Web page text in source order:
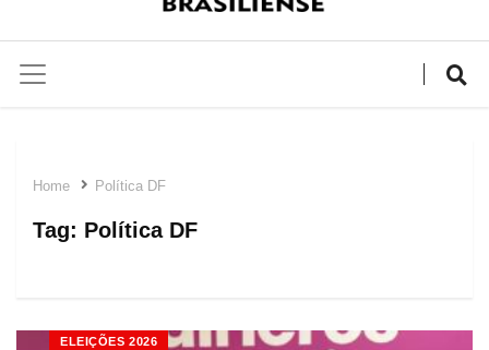
Home Política DF
Tag: Política DF
ELEIÇÕES 2026